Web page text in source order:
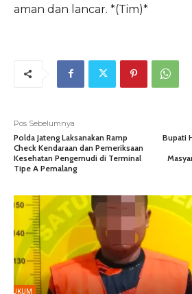
aman dan lancar. *(Tim)*
Pos Sebelumnya
Polda Jateng Laksanakan Ramp
Check Kendaraan dan Pemeriksaan
Kesehatan Pengemudi di Terminal
Tipe A Pemalang
Bupati
DAERAH